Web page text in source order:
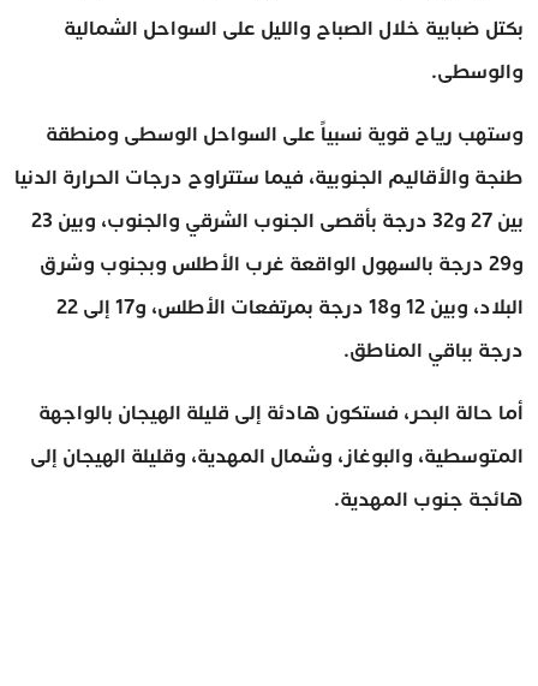
بكتل ضبابية خلال الصباح والليل على السواحل الشمالية
والوسطى.
وستهب رياح قوية نسبياً على السواحل الوسطى ومنطقة
طنجة والأقاليم الجنوبية، فيما ستتراوح درجات الحرارة الدنيا
بين 27 و32 درجة بأقصى الجنوب الشرقي والجنوب، وبين 23
و29 درجة بالسهول الواقعة غرب الأطلس وبجنوب وشرق
البلاد، وبين 12 و18 درجة بمرتفعات الأطلس، و17 إلى 22
درجة بباقي المناطق.
أما حالة البحر، فستكون هادئة إلى قليلة الهيجان بالواجهة
المتوسطية، والبوغاز، وشمال المهدية، وقليلة الهيجان إلى
هائجة جنوب المهدية.